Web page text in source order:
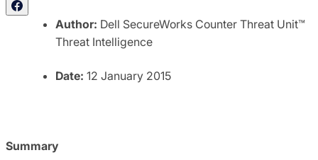
Author: Dell SecureWorks Counter Threat Unit™
Threat Intelligence
Date: 12 January 2015
Summary